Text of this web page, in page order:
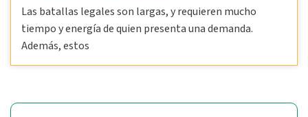
Las batallas legales son largas, y requieren mucho
tiempo y energía de quien presenta una demanda.
Además, estos